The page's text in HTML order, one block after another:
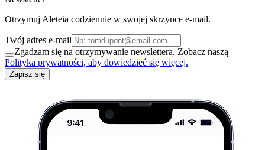
Otrzymuj Aleteia codziennie w swojej skrzynce e-mail.
Twój adres e-mail
Zgadzam się na otrzymywanie newslettera. Zobacz naszą
Polityka prywatności, aby dowiedzieć się więcej.
Zapisz się